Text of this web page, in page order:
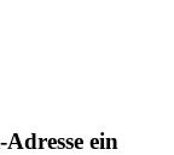
ein